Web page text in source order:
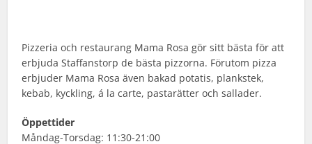
Pizzeria och restaurang Mama Rosa gör sitt bästa för att
erbjuda Staffanstorp de bästa pizzorna. Förutom pizza
erbjuder Mama Rosa även bakad potatis, plankstek,
kebab, kyckling, á la carte, pastarätter och sallader.
Öppettider
Måndag-Torsdag: 11:30-21:00